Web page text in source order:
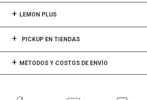
LEMON PLUS
PICKUP EN TIENDAS
MÉTODOS Y COSTOS DE ENVÍO